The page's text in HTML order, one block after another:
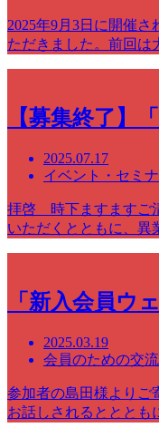
2025年9月3日に開催
ただきました。前回
【募集終了】
2025.07.17
イベント・セミ
拝啓 時下ますますご
いただくとともに、
「新入会員ウ
2025.03.19
会員のための交
参加者の島田様よりご
お話しされるととと